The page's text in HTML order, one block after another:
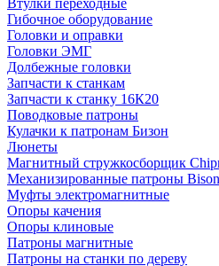
Втулки переходные
Гибочное оборудование
Головки и оправки
Головки ЭМГ
Долбежные головки
Запчасти к станкам
Запчасти к станку 16К20
Поводковые патроны
Кулачки к патронам Бизон
Люнеты
Магнитный стружкосборщик
Механизированные патроны Bison
Муфты электромагнитные
Опоры качения
Опоры клиновые
Патроны магнитные
Патроны на станки по дереву